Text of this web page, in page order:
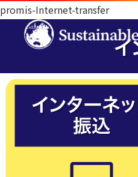
promis-Internet-transfer